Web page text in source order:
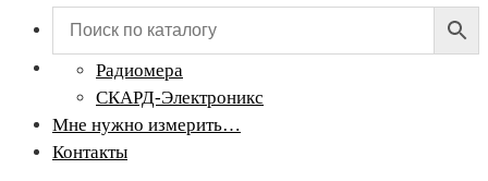
РИП-Импульс
Радиомера
СКАРД-Электроникс
Мне нужно измерить…
Контакты